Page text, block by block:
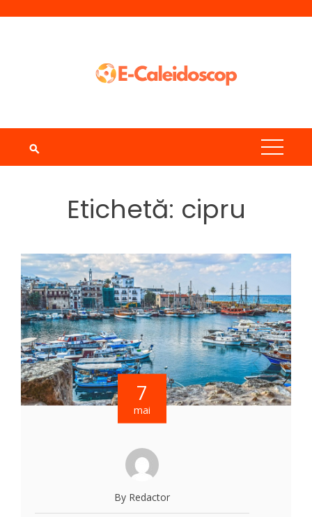
Etichetă: cipru
7
mai
By Redactor